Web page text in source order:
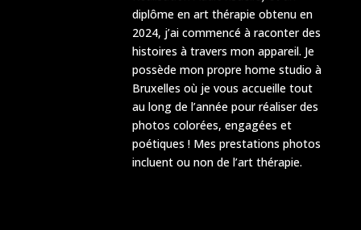
diplôme en art thérapie obtenu en
2024, j’ai commencé à raconter des
histoires à travers mon appareil. Je
possède mon propre home studio à
Bruxelles où je vous accueille tout
au long de l’année pour réaliser des
photos colorées, engagées et
poétiques ! Mes prestations photos
incluent ou non de l’art thérapie.